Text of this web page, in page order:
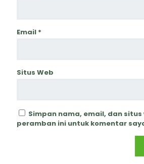
Email *
Situs Web
Simpan nama, email, dan
peramban ini untuk komentar